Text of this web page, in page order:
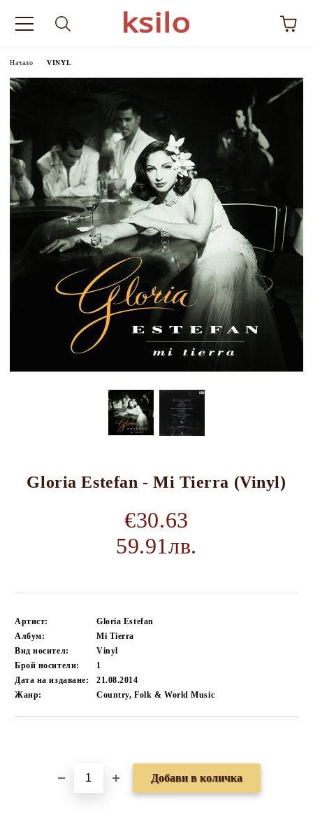
Начало VINYL
Gloria Estefan - Mi Tierra (Vinyl)
€30.63
59.91лв.
Артист:
Gloria Estefan
Албум:
Mi Tierra
Вид носител:
Vinyl
Брой носители:
1
Дата на издаване:
21.08.2014
Жанр:
Country, Folk & World Music